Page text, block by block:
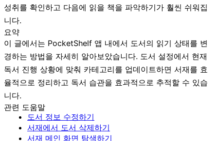
성취를 확인하고 다음에 읽을 책을 파악하기가 훨씬 쉬워집
니다.
요약
이 글에서는 PocketShelf 앱 내에서 도서의 읽기 상태를 변
경하는 방법을 자세히 알아보았습니다. 도서 설정에서 현재
독서 진행 상황에 맞춰 카테고리를 업데이트하면 서재를 효
율적으로 정리하고 독서 습관을 효과적으로 추적할 수 있습
니다.
관련 도움말
도서 정보 수정하기
서재에서 도서 삭제하기
서재 메인 화면 탐색하기